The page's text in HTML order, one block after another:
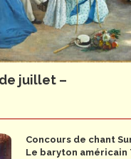
juillet –
Concours de chant
Le baryton américain